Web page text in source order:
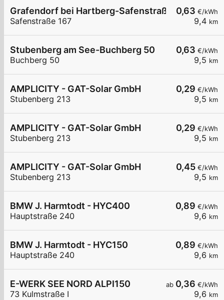
0,63 €/kWh
9,4 km
Grafendorf bei Hartberg-Safenstraße 167
Safenstraße 167
0,63 €/kWh
9,5 km
Stubenberg am See-Buchberg 50
Buchberg 50
0,29 €/kWh
9,5 km
AMPLICITY - GAT-Solar GmbH
Stubenberg 213
0,29 €/kWh
9,5 km
AMPLICITY - GAT-Solar GmbH
Stubenberg 213
0,45 €/kWh
9,5 km
AMPLICITY - GAT-Solar GmbH
Stubenberg 213
0,89 €/kWh
9,6 km
BMW J. Harmtodt - HYC400
Hauptstraße 240
0,89 €/kWh
9,6 km
BMW J. Harmtodt - HYC150
Hauptstraße 240
ab 0,36 €/kWh
9,6 km
E-WERK SEE NORD ALPI150
73 Kulmstraße I